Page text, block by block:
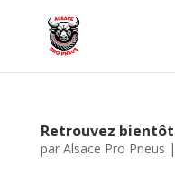
Retrouvez
par Alsace Pro Pneus |